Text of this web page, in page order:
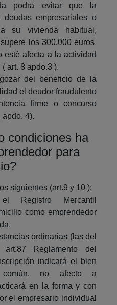
podrá evitar que la
empresariales o
su vivienda habitual,
los 300.000 euros
esté afecta a la actividad
art. 8 apdo.3 ).
del beneficio de la
el deudor fraudulento
firme o concurso
4).
condiciones ha
para
siguientes (art.9 y 10 ):
Registro Mercantil
como emprendedor
ordinarias (las del
art.87 Reglamento del
indicará el bien
no afecto a
en la forma y con
el empresario individual